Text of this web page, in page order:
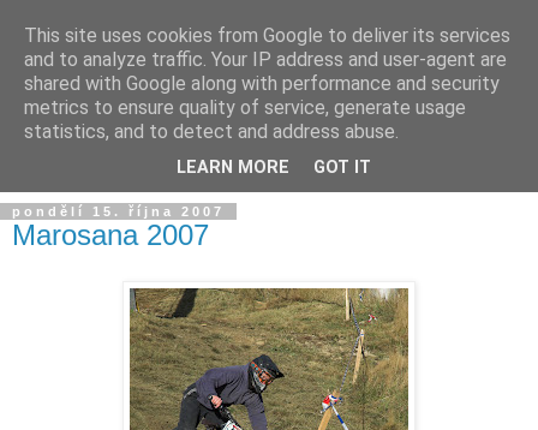
pondělí 15. října 2007
Marosana 2007
This site uses cookies from Google to deliver its services
and to analyze traffic. Your IP address and user-agent are
shared with Google along with performance and security
metrics to ensure quality of service, generate usage
statistics, and to detect and address abuse.
LEARN MORE GOT IT